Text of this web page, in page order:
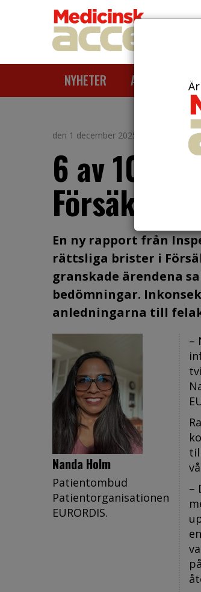
NYHETER ARTIKLAR
den 1 december 2025
6 av 10
En ny rapport från
rättsliga brister i
granskade ärendena
bedömningar.
anledningarna till
Nanda Holm
Patientombud
Patientorganisationen
EURORDIS.
–
–